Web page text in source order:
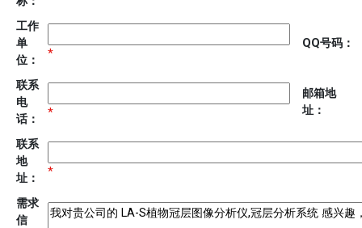
工作
单
位：
*
QQ号码：
联系
电
话：
*
邮箱地
址：
联系
地
址：
*
需求
信